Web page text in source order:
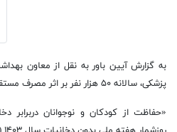
به گزارش آیین باور به نقل از معاون
پزشکی، سالانه ۵۰ هزار نفر بر اثر مصرف مستقیم دخانیات می میرند.
«حفاظت از کودکان و نوجوانان